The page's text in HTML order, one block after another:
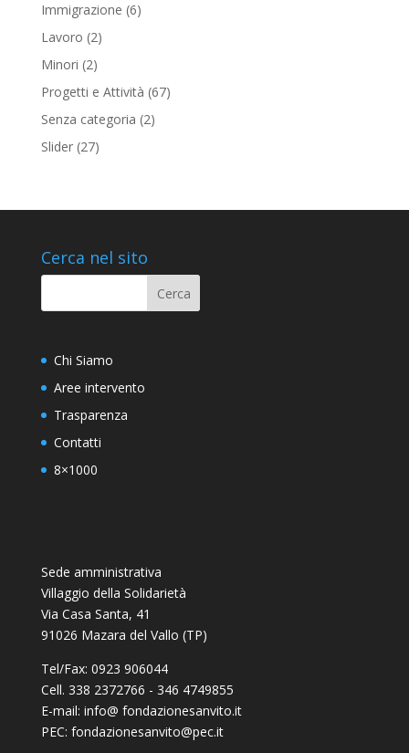
Immigrazione (6)
Lavoro (2)
Minori (2)
Progetti e Attività (67)
Senza categoria (2)
Slider(27)
Cerca nel sito
Chi Siamo
Aree intervento
Trasparenza
Contatti
8×1000
Sede amministrativa
Villaggio della Solidarietà
Via Casa Santa, 41
91026 Mazara del Vallo (TP)
Tel/Fax: 0923 906044
Cell. 338 2372766 - 346 4749855
E-mail: info@ fondazionesanvito.it
PEC: fondazionesanvito@pec.it